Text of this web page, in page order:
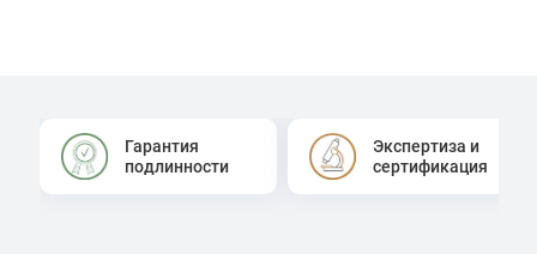
Гарантия
подлинности
Экспертиза и
сертификация